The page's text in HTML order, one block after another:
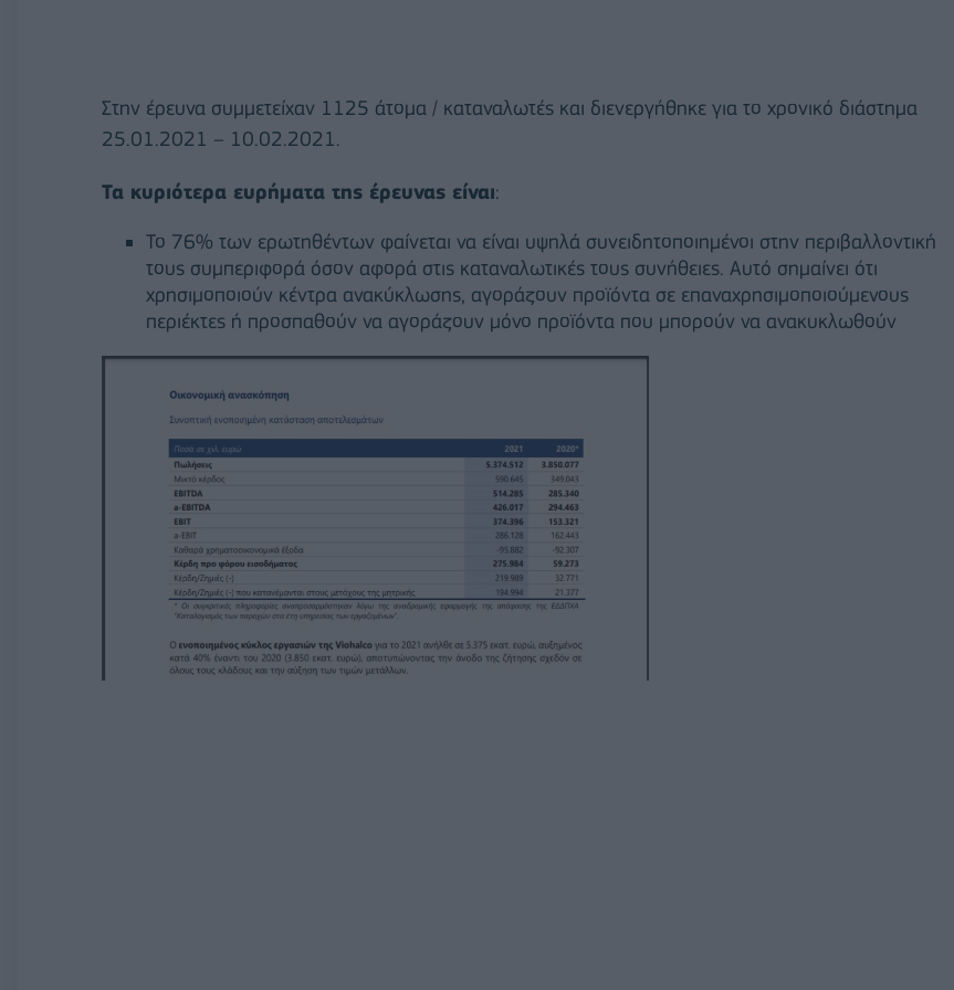
Στην έρευνα συμμετείχαν 1125 άτομα / καταναλωτές και διενεργήθηκε για το χρονικό διάστημα
25.01.2021 – 10.02.2021.
Τα κυριότερα ευρήματα της έρευνας είναι:
Το 76% των ερωτηθέντων φαίνεται να είναι υψηλά συνειδητοποιημένοι στην περιβαλλοντική
τους συμπεριφορά όσον αφορά στις καταναλωτικές τους συνήθειες. Αυτό σημαίνει ότι
χρησιμοποιούν κέντρα ανακύκλωσης, αγοράζουν προϊόντα σε επαναχρησιμοποιούμενους
περιέκτες ή προσπαθούν να αγοράζουν μόνο προϊόντα που μπορούν να ανακυκλωθούν